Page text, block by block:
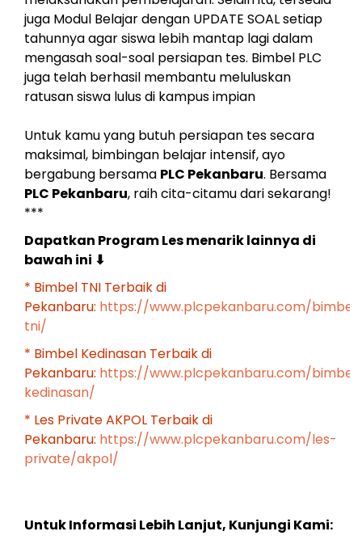
juga Modul Belajar dengan UPDATE SOAL setiap
tahunnya agar siswa lebih mantap lagi dalam
mengasah soal-soal persiapan tes. Bimbel PLC
juga telah berhasil membantu meluluskan
ratusan siswa lulus di kampus impian
Untuk kamu yang butuh persiapan tes secara
maksimal, bimbingan belajar intensif, ayo
bergabung bersama PLC Pekanbaru. Bersama
PLC Pekanbaru, raih cita-citamu dari sekarang!
***
Dapatkan Program Les menarik lainnya di
bawah ini ⬇
* Bimbel TNI Terbaik di
Pekanbaru: https://www.plcpekanbaru.com/
tni/
* Bimbel Kedinasan Terbaik di
Pekanbaru: https://www.plcpekanbaru.com/
kedinasan/
* Les Private AKPOL Terbaik di
Pekanbaru: https://www.plcpekanbaru.com/les-
private/akpol/
Untuk Informasi Lebih Lanjut, Kunjungi Kami: